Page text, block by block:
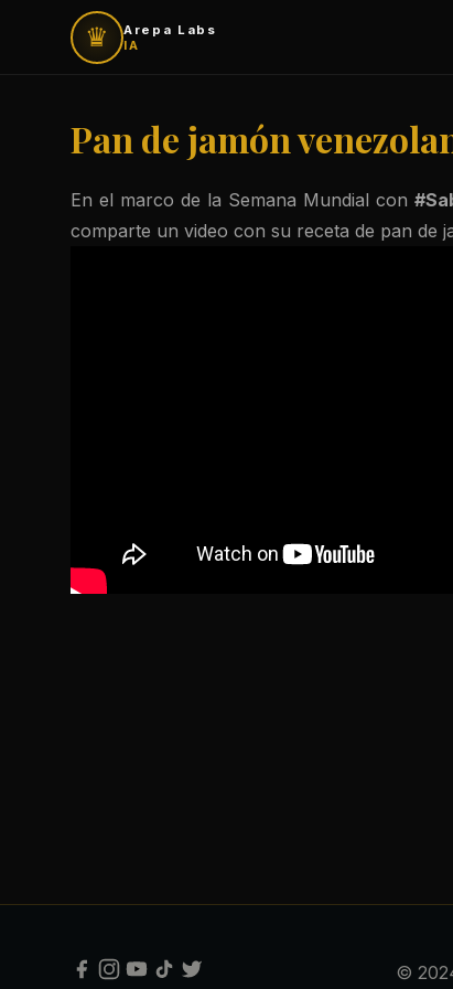
♛
Arepa Labs
IA
Pan de jamón
En el marco de la Semana Mundial con
comparte un video con su receta de pan de
©